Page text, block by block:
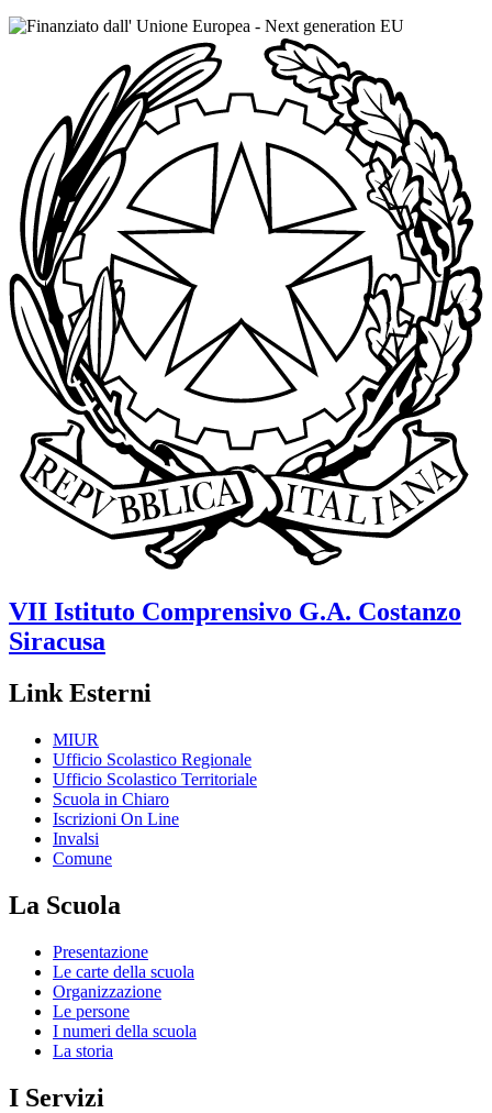
VII Istituto Comprensivo G.A. Costanzo
Siracusa
Link Esterni
MIUR
Ufficio Scolastico Regionale
Ufficio Scolastico Territoriale
Scuola in Chiaro
Iscrizioni On Line
Invalsi
Comune
La Scuola
Presentazione
Le carte della scuola
Organizzazione
Le persone
I numeri della scuola
La storia
I Servizi